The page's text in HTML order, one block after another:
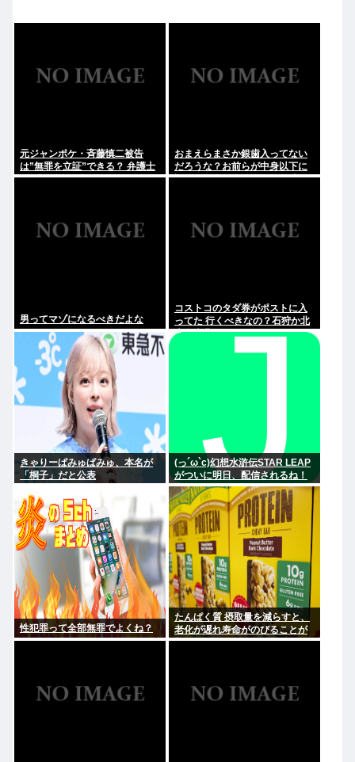
元ジャンポケ・斉藤慎二被告
は”無罪を立証”できる？ 弁護士
が解説
おまえらまさか銀歯入ってない
だろうな？お前らが中身以下に
評価される原因は口開けた時に
男ってマゾになるべきだよな
コストコのタダ券がポストに入
ってた 行くべきなの？石狩か北
広島大曲だよな
きゃりーぱみゅぱみゅ、本名が
「桐子」だと公表
(っ´ω`c)幻想水滸伝STAR LEAP
がついに明日、配信されるね！
性犯罪って全部無罪でよくね？
たんぱく質 摂取量を減らすと、
老化が遅れ寿命がのびることが
判明 まっちゃん(;ω;)